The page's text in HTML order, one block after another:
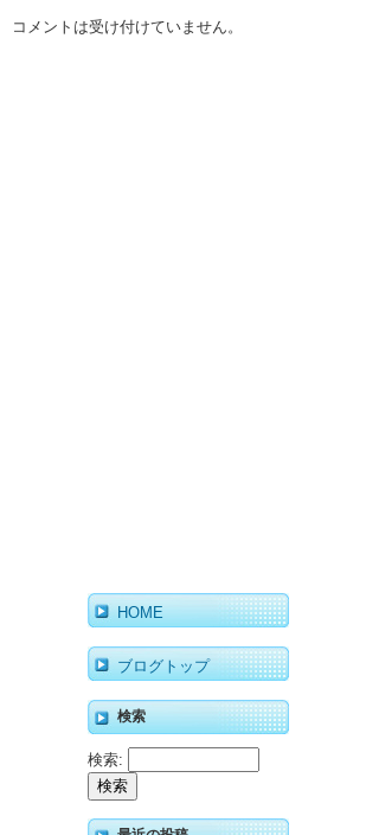
コメントは受け付けていません。
HOME
ブログトップ
検索
検索: